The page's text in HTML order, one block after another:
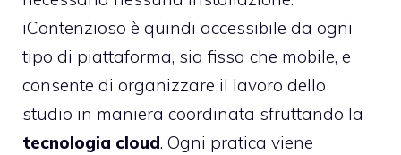
iContenzioso è quindi accessibile da ogni
tipo di piattaforma, sia fissa che mobile, e
consente di organizzare il lavoro dello
studio in maniera coordinata sfruttando la
tecnologia cloud. Ogni pratica viene